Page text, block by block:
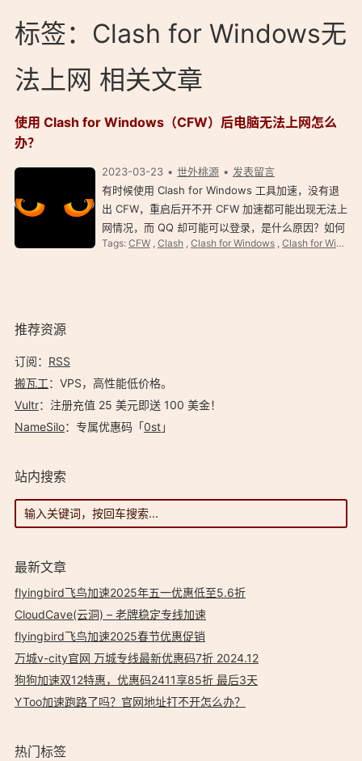
标签：Clash for Windows无
法上网 相关文章
使用 Clash for Windows（CFW）后电脑无法上网怎么
办？
2023-03-23 世外桃源
发表留言
有时候使用 Clash for Windows 工具加速，没有退
出 CFW，重启后开不开 CFW 加速都可能出现无法上
网情况，而 QQ 却可能可以登录，是什么原因？如何
解决呢？ 使用 Clash for Windows 工具加速后无法
Tags: CFW, Clash, Clash for Windows, Clash for Windows Premium
推荐资源
订阅： RSS
搬瓦工：VPS，高性能低价格。️
Vultr：注册充值 25 美元即送 100 美金！
NameSilo：专属优惠码「0st」
站内搜索
最新文章
flyingbird飞鸟加速2025年五一优惠低至5.6折
CloudCave(云洞) – 老牌稳定专线加速
flyingbird飞鸟加速2025春节优惠促销
万城v-city官网 万城专线最新优惠码7折 2024.12
狗狗加速双12特惠，优惠码2411享85折 最后3天
YToo加速跑路了吗？官网地址打不开怎么办？
热门标签